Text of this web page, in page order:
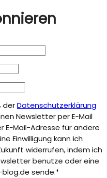
derDatenschutzerklärung
Newsletter per E-Mail
E-Mail-Adresse für andere
Einwilligung kann ich
widerrufen, indem ich
benutze oder eine
sende.*